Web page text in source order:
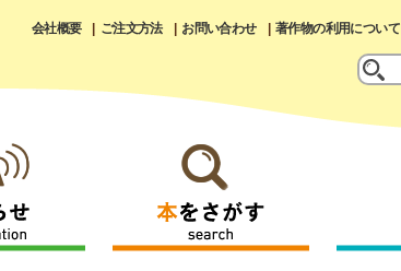
会社概要 ご注文方法 お問い合わせ 著作物の利用について